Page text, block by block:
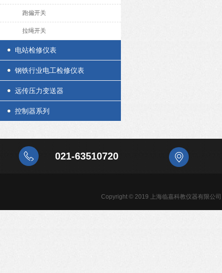
跑偏开关
拉绳开关
电站检修仪表
钢铁行业电工检修仪表
远传压力变送器
控制器系列
021-63510720
Copyright © 2019 上海临嘉科教仪器有限公